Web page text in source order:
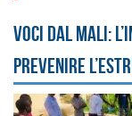
Voci dal Mali:
prevenire